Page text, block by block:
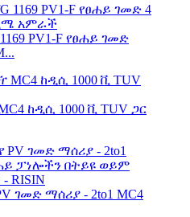
PV1-F የፀሐይ ገመድ
ከዲሲ 1000 ቪ TUV ጋር
ገመድ ማሰሪያ - 2to1 MC4